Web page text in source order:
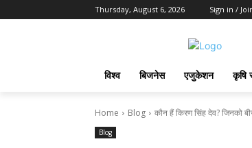
Thursday, August 6, 2026 Sign in /
विश्व बिजनेस एजुकेशन कृषि
Home Blog कौन हैं किरण सिंह देव? जिनको
Blog